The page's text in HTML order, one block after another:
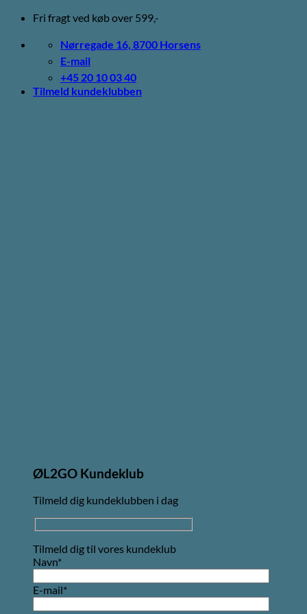
Fortsæt
indhold
Fri fragt ved køb over 599,-
Nørregade 16, 8700 Horsens
E-mail
+45 20 10 03 40
Tilmeld kundeklubben
ØL2GO Kundeklub
Tilmeld dig kundeklubben i dag
Tilmeld dig til vores kundeklub
Navn*
E-mail*